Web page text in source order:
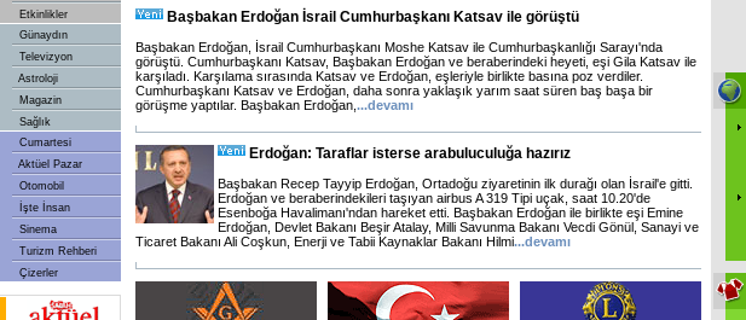
Etkinlikler
Günaydın
Televizyon
Astroloji
Magazin
Sağlık
Cumartesi
Aktüel Pazar
Otomobil
İşte İnsan
Sinema
Turizm Rehberi
Çizerler
Başbakan Erdoğan İsrail Cumhurbaşkanı Katsav ile görüştü
Başbakan Erdoğan, İsrail Cumhurbaşkanı Moshe Katsav ile Cumhurbaşkanlığı Sarayı'nda
görüştü. Cumhurbaşkanı Katsav, Başbakan Erdoğan ve beraberindeki heyeti, eşi Gila Katsav ile
karşıladı. Karşılama sırasında Katsav ve Erdoğan, eşleriyle birlikte basına poz verdiler.
Cumhurbaşkanı Katsav ve Erdoğan, daha sonra yaklaşık yarım saat süren baş başa bir
görüşme yaptılar. Başbakan Erdoğan, ...devamı
Erdoğan: Taraflar isterse arabuluculuğa hazırız
Başbakan Recep Tayyip Erdoğan, Ortadoğu ziyaretinin ilk durağı olan İsrail'e gitti.
Erdoğan ve beraberindekileri taşıyan airbus A 319 Tipi uçak, saat 10.20'de
Esenboğa Havalimanı'ndan hareket etti. Başbakan Erdoğan ile birlikte eşi Emine
Erdoğan, Devlet Bakanı Beşir Atalay, Milli Savunma Bakanı Vecdi Gönül, Sanayi ve
Ticaret Bakanı Ali Coşkun, Enerji ve Tabii Kaynaklar Bakanı Hilmi...devamı